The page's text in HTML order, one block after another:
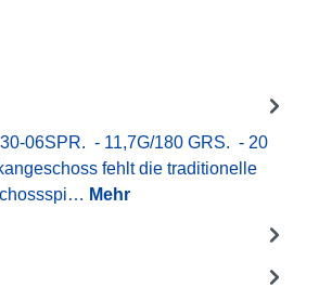
06SPR. - 11,7G/180 GRS. - 20
fehlt die traditionelle
Mehr